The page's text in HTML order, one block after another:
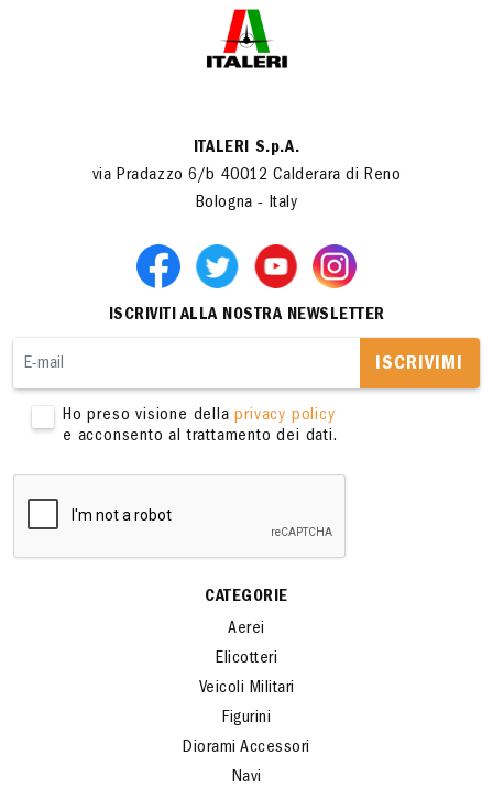
ITALERI S.p.A.
via Pradazzo 6/b 40012 Calderara di Reno
Bologna - Italy
ISCRIVITI ALLA NOSTRA NEWSLETTER
ISCRIVIMI
Ho preso visione dellaprivacy policy
e acconsento al trattamento dei dati.
CATEGORIE
Aerei
Elicotteri
Veicoli Militari
Figurini
Diorami Accessori
Navi